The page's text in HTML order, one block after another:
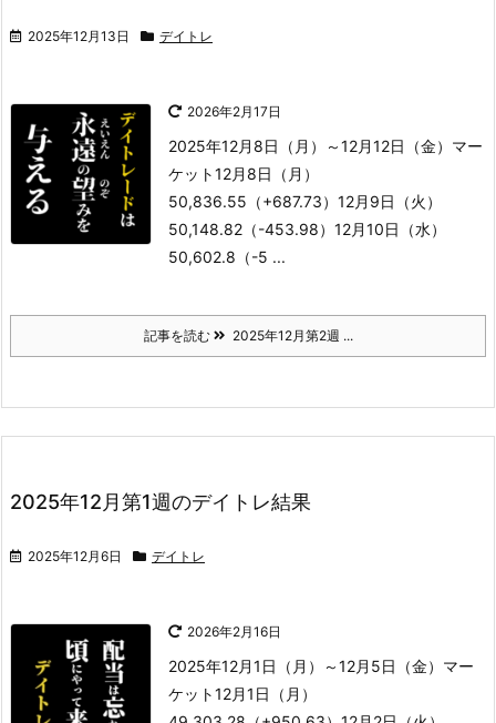
2025年12月13日 デイトレ
2026年2月17日
2025年12月8日（月）～12月12日（金） マー
ケット12月8日（月）
50,836.55（+687.73） 12月9日（火）
50,148.82（-453.98） 12月10日（水）
50,602.8（-5 ...
記事を読む 2025年12月第2週 ...
2025年12月第1週のデイトレ結果
2025年12月6日 デイトレ
2026年2月16日
2025年12月1日（月）～12月5日（金） マー
ケット12月1日（月）